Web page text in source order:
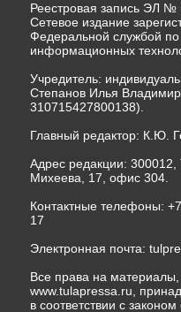
Реестровая запись ЭЛ №
Сетевое издание
Федеральной службой по
информационных
Учредитель:
Степанов Илья
310715427800138).
Главный редактор: К.Ю.
Адрес редакции: 300012,
Михеева, 17, офис 304.
Контактные телефоны:
17
Электронная почта:
Все права на
www.tulapressa.ru,
в соответствии с